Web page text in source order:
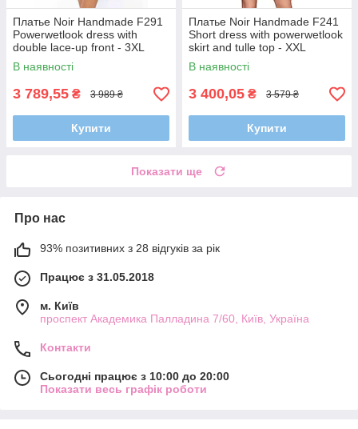
Платье Noir Handmade F291
Powerwetlook dress with
double lace-up front - 3XL
В наявності
3 789,55 ₴ 3 989 ₴
Купити
Платье Noir Handmade F241
Short dress with powerwetlook
skirt and tulle top - XXL
В наявності
3 400,05 ₴ 3 579 ₴
Купити
Показати ще
Про нас
93% позитивних з 28 відгуків за рік
Працює з 31.05.2018
м. Київ
проспект Академика Палладина 7/60, Київ, Україна
Контакти
Сьогодні працює з 10:00 до 20:00
Показати весь графік роботи